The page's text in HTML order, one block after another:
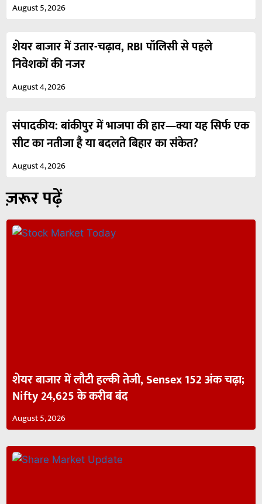
August 5, 2026
शेयर बाजार में उतार-चढ़ाव, RBI पॉलिसी से पहले
निवेशकों की नजर
August 4, 2026
संपादकीय: बांकीपुर में भाजपा की हार—क्या यह सिर्फ एक
सीट का नतीजा है या बदलते बिहार का संकेत?
August 4, 2026
ज़रूर पढ़ें
शेयर बाजार में लौटी हल्की तेजी, Sensex 152 अंक चढ़ा;
Nifty 24,625 के करीब बंद
August 5, 2026